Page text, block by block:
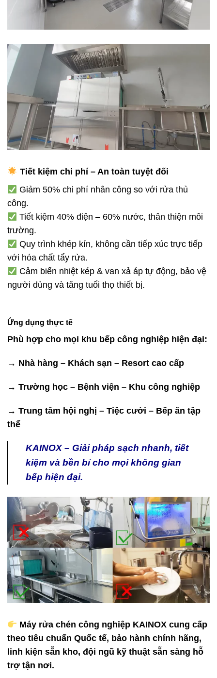
Tiết kiệm chi phí – An toàn tuyệt đối
Giảm 50% chi phí nhân công so với rửa thủ
công.
Tiết kiệm 40% điện – 60% nước, thân thiện môi
trường.
Quy trình khép kín, không cần tiếp xúc trực tiếp
với hóa chất tẩy rửa.
Cảm biến nhiệt kép & van xả áp tự động, bảo vệ
người dùng và tăng tuổi thọ thiết bị.
Ứng dụng thực tế
Phù hợp cho mọi khu bếp công nghiệp hiện đại:
→ Nhà hàng – Khách sạn – Resort cao cấp
→ Trường học – Bệnh viện – Khu công nghiệp
→ Trung tâm hội nghị – Tiệc cưới – Bếp ăn tập
thể
KAINOX – Giải pháp sạch nhanh, tiết
kiệm và bền bỉ cho mọi không gian
bếp hiện đại.
Máy rửa chén công nghiệp KAINOX cung cấp
theo tiêu chuẩn Quốc tế, bảo hành chính hãng,
linh kiện sẵn kho, đội ngũ kỹ thuật sẵn sàng hỗ
trợ tận nơi.